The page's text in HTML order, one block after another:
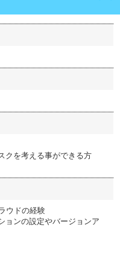
クを考える事ができる方
ウドの経験
ョンの設定やバージョンア